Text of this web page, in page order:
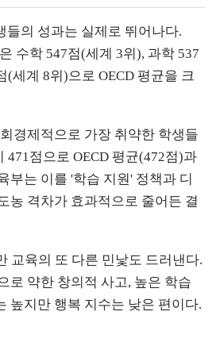
들의 성과는 실제로 뛰어나다.
수학 547점(세계 3위), 과학 537
(세계 8위)으로 OECD 평균을 크
경제적으로 가장 취약한 학생들
471점으로 OECD 평균(472점)과
부는 이를 '학습 지원' 정책과 디
농 격차가 효과적으로 줄어든 결
교육의 또 다른 민낯도 드러낸다.
로 약한 창의적 사고, 높은 학습
높지만 행복 지수는 낮은 편이다.